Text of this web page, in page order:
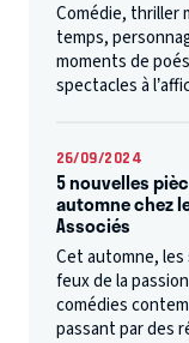
Comédie, thriller
temps,
moments de
spectacles à
26/09/2024
5 nouvelles
automne chez
Associés
Cet automne,
feux de la
comédies
passant par des